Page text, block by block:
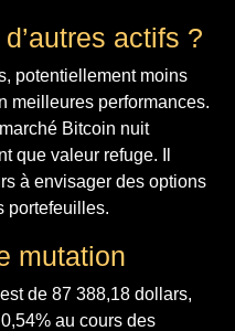
actifs ?
potentiellement moins
meilleures performances.
Bitcoin nuit
que valeur refuge. Il
à envisager des options
portefeuilles.
mutation
de 87 388,18 dollars,
au cours des